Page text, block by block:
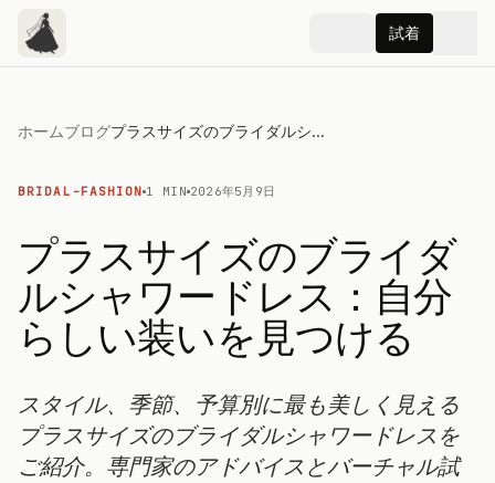
試着
ホームブログ プラスサイズのブライダルシャワードレス：自分らしい装いを見つける
BRIDAL-FASHION 1 MIN 2026年5月9日
プラスサイズのブライダ
ルシャワードレス：自分
らしい装いを見つける
スタイル、季節、予算別に最も美しく見える
プラスサイズのブライダルシャワードレスを
ご紹介。専門家のアドバイスとバーチャル試